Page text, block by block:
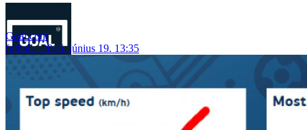
Goal.com
futball
2016. június 19. 13:35